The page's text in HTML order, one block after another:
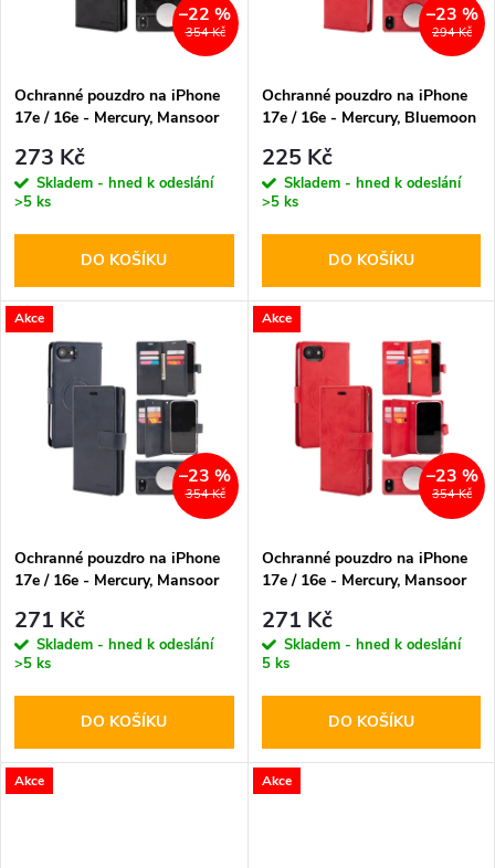
p
r
o
d
u
s
p
r
o
d
354 Kč
–22 %
Ochranné pouzdro na iPhone
17e / 16e - Mercury, Mansoor
273 Kč
Skladem - hned k odeslání
>5 ks
DO KOŠÍKU
294 Kč
–23 %
Ochranné pouzdro na iPhone
17e / 16e - Mercury, Bluemoon
225 Kč
Skladem - hned k odeslání
>5 ks
DO KOŠÍKU
Akce
354 Kč
–23 %
Ochranné pouzdro na iPhone
17e / 16e - Mercury, Mansoor
271 Kč
Skladem - hned k odeslání
>5 ks
DO KOŠÍKU
Akce
354 Kč
–23 %
Ochranné pouzdro na iPhone
17e / 16e - Mercury, Mansoor
271 Kč
Skladem - hned k odeslání
5 ks
DO KOŠÍKU
Akce Akce